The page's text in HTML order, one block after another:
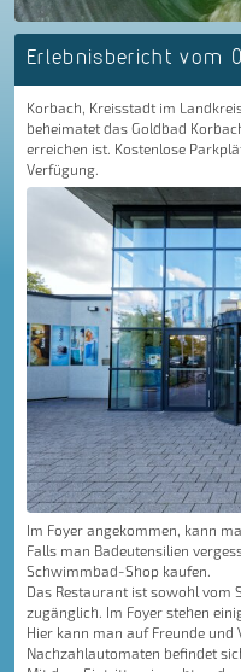
Erlebnisberichtvom
Korbach, Kreisstadt im
beheimatet das Goldbad
erreichen ist. Kostenlose
Verfügung.
Im Foyer angekommen, kann
Falls man Badeutensilien
Schwimmbad-Shop kaufen.
Das Restaurant ist sowohl vom
zugänglich. Im Foyer stehen
Hier kann man auf Freunde und
Nachzahlautomaten befindet